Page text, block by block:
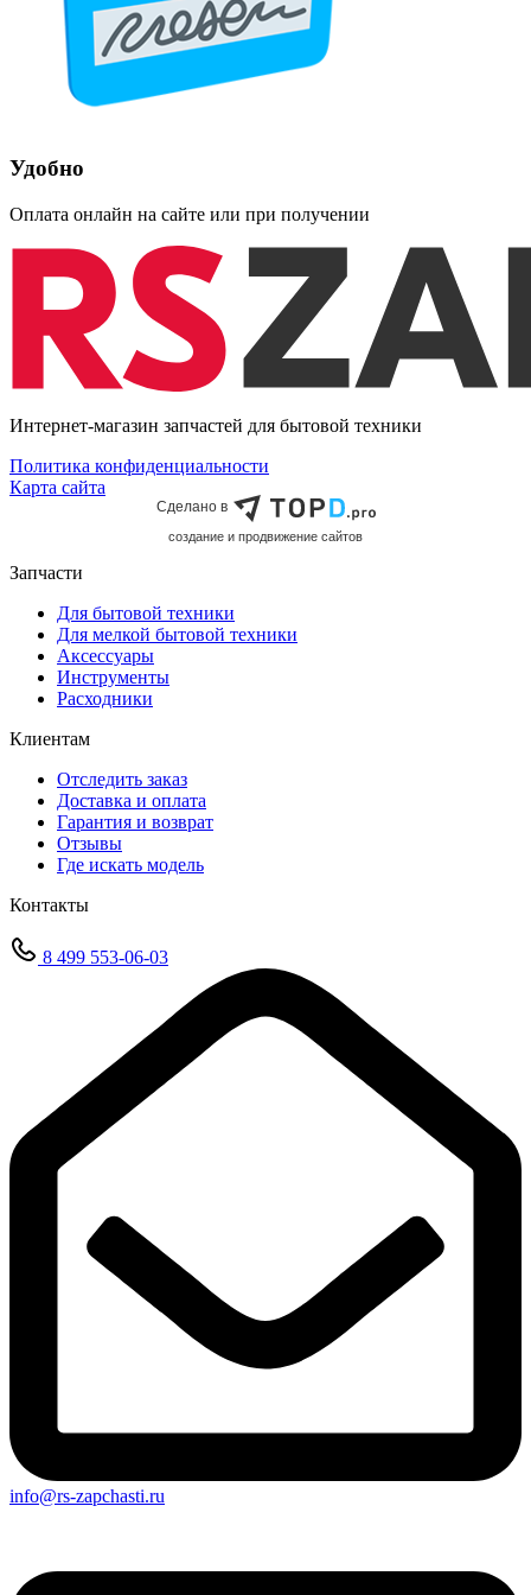
Удобно
Оплата онлайн на сайте или при получении
Интернет-магазин запчастей для бытовой техники
Политика конфиденциальности
Карта сайта
Сделано в
cоздание и продвижение сайтов
Запчасти
Для бытовой техники
Для мелкой бытовой техники
Аксессуары
Инструменты
Расходники
Клиентам
Отследить заказ
Доставка и оплата
Гарантия и возврат
Отзывы
Где искать модель
Контакты
8 499 553-06-03
info@rs-zapchasti.ru